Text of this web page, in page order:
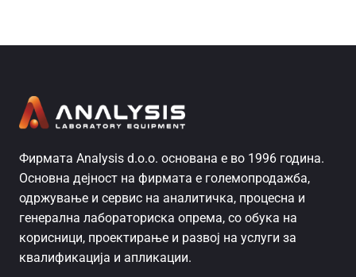
Фирмата Analysis d.o.o. основана е во 1996 година.
Основна дејност на фирмата е големопродажба,
одржување и сервис на аналитичка, процесна и
генерална лабораториска опрема, со обука на
корисници, проектирање и развој на услуги за
квалификација и апликации.